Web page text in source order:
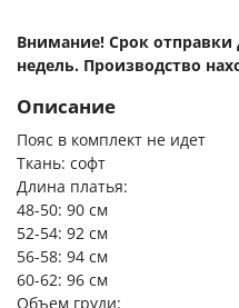
Внимание! Срок отправки
недель. Производство
Описание
Пояс в комплект не идет
Ткань: софт
Длина платья:
48-50: 90 см
52-54: 92 см
56-58: 94 см
60-62: 96 см
Объем груди: